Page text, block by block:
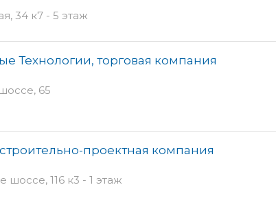
34 к7 - 5 этаж
Технологии, торговая компания
65
проектная компания
шоссе, 116 к3 - 1 этаж